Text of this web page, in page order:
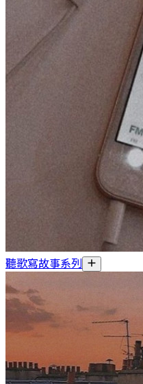
聽歌寫故事系列